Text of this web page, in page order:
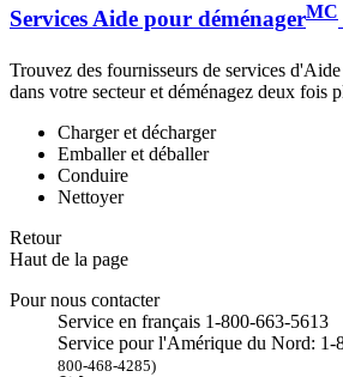
Services Aide pour déménagerMC
Trouvez des fournisseurs de services
dans votre secteur et déménagez deux fois
Charger et décharger
Emballer et déballer
Conduire
Nettoyer
Retour
Haut de la page
Pour nous contacter
Service en français 1-800-663-5613
Service pour l'Amérique du Nord:
800-468-4285)